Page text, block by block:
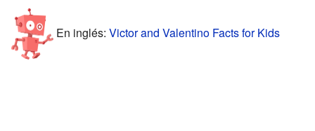
En inglés: Victor and Valentino Facts for Kids